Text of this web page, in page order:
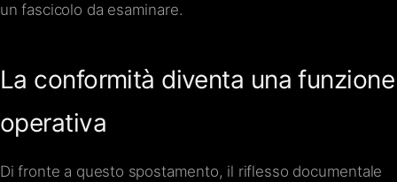
un fascicolo da esaminare.
La conformità diventa una funzione
operativa
Di fronte a questo spostamento, il riflesso documentale